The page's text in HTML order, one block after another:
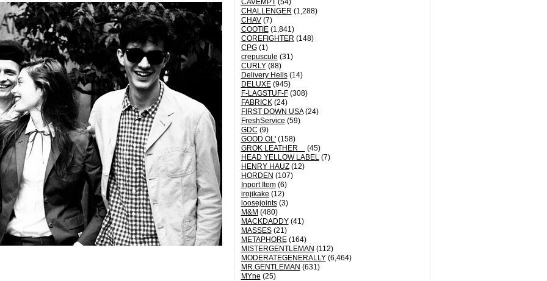
CAVEMPT(54)
CHALLENGER (1,288)
CHAV(7)
COOTIE(1,841)
COREFIGHTER (148)
CPG(1)
crepuscule (31)
CURLY(88)
Delivery Hells(14)
DELUXE(945)
F-LAGSTUF-F(308)
FABRICK(24)
FIRST DOWN USA(24)
FreshService (59)
GDC (9)
GOOD OL'(158)
GROK LEATHER
(45)
HEAD YELLOW LABEL(7)
HENRY HAUZ(12)
HORDEN (107)
Inport Item(6)
irojikake (12)
loosejoints(3)
M&M (480)
MACKDADDY(41)
MASSES(21)
METAPHORE(164)
MISTERGENTLEMAN (112)
MODERATEGENERALLY(6,464)
MR.GENTLEMAN (631)
MYne (25)